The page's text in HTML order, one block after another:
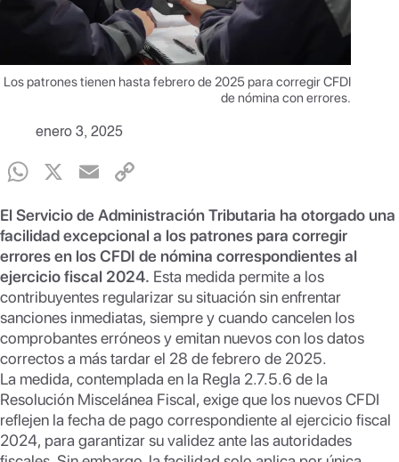
Los patrones tienen hasta febrero de 2025 para corregir CFDI
de nómina con errores.
enero 3, 2025
W
at
s
A
p
p
X
E
ail p
y
Li
n
k
El Servicio de Administración Tributaria ha otorgado una
facilidad excepcional a los patrones para corregir
errores en los CFDI de nómina correspondientes al
ejercicio fiscal 2024. Esta medida permite a los
contribuyentes regularizar su situación sin enfrentar
sanciones inmediatas, siempre y cuando cancelen los
comprobantes erróneos y emitan nuevos con los datos
correctos a más tardar el 28 de febrero de 2025.
La medida, contemplada en la Regla 2.7.5.6 de la
Resolución Miscelánea Fiscal, exige que los nuevos CFDI
reflejen la fecha de pago correspondiente al ejercicio fiscal
2024, para garantizar su validez ante las autoridades